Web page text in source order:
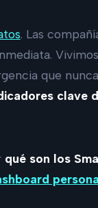
. Las
que
clave
qué son los